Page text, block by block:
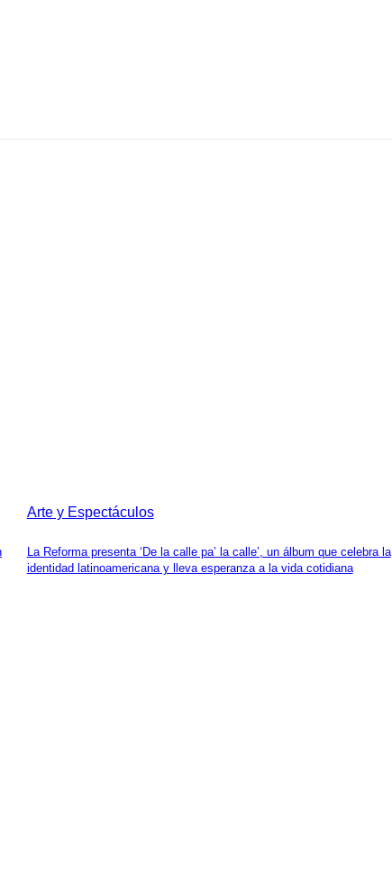
Arte y Espectáculos
La Reforma presenta ‘De la calle pa’ la calle’, un álbum que celebra la
identidad latinoamericana y lleva esperanza a la vida cotidiana